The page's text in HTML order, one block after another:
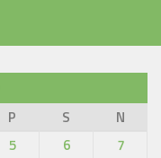
P S
N
5 6
7